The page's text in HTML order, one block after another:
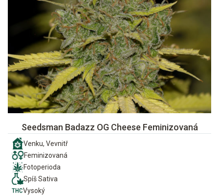
Seedsman Badazz OG Cheese Feminizovaná
Venku, Vevnitř
Feminizovaná
Fotoperioda
Spíš Sativa
Vysoký